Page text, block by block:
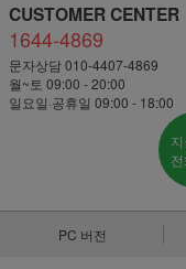
CUSTOMER CENTER
1644-4869
문자상담 010-4407-4869
월~토 09:00 - 20:00
일요일·공휴일 09:00 - 18:00
PC 버전